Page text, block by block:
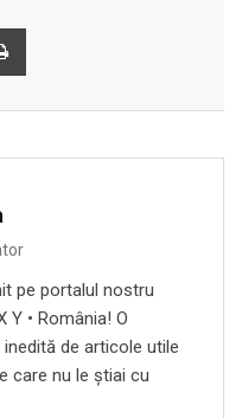
pe portalul nostru
Y • România! O
de articole utile
care nu le știai cu